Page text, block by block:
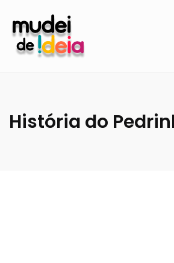
História do